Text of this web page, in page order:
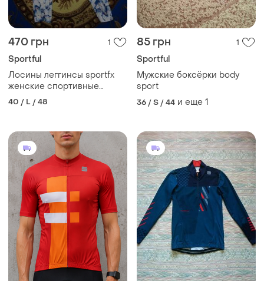
470 грн 1
Sportful
Лосины леггинсы sportfx
женские спортивные
тренировочные
40 / L / 48
85 грн 1
Sportful
Мужские боксёрки body
sport
36 / S / 44 и еще 1